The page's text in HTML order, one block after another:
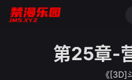
第25章-
《[3D]